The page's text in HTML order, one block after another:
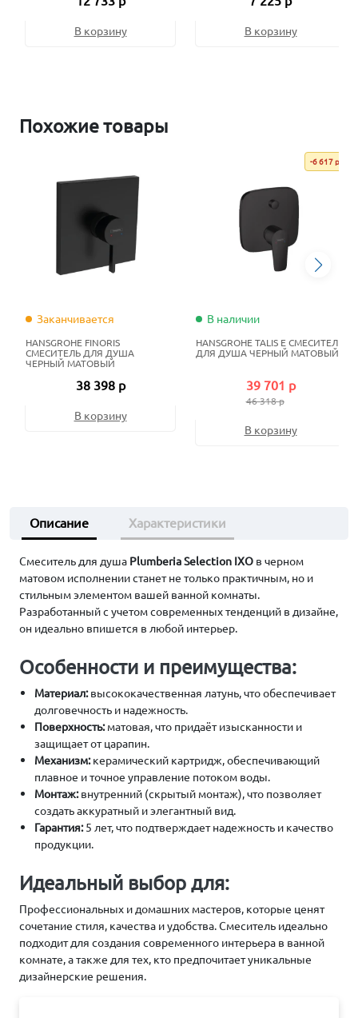
В корзину В корзину
Похожие товары
Заканчивается
HANSGROHE FINORIS
СМЕСИТЕЛЬ ДЛЯ ДУША
ЧЕРНЫЙ МАТОВЫЙ
38 398 р
В корзину
-6 617 р
В наличии
HANSGROHE TALIS E СМЕСИТЕЛЬ
ДЛЯ ДУША ЧЕРНЫЙ МАТОВЫЙ
39 701 р
46 318 р
В корзину
Описание Характеристики
Смеситель для душа Plumberia Selection IXO в черном
матовом исполнении станет не только практичным, но и
стильным элементом вашей ванной комнаты.
Разработанный с учетом современных тенденций в дизайне,
он идеально впишется в любой интерьер.
Особенности и преимущества:
Материал:высококачественная латунь, что обеспечивает
долговечность и надежность.
Поверхность:матовая, что придаёт изысканности и
защищает от царапин.
Механизм:керамический картридж, обеспечивающий
плавное и точное управление потоком воды.
Монтаж:внутренний (скрытый монтаж), что позволяет
создать аккуратный и элегантный вид.
Гарантия:5 лет, что подтверждает надежность и качество
продукции.
Идеальный выбор для:
Профессиональных и домашних мастеров, которые ценят
сочетание стиля, качества и удобства. Смеситель идеально
подходит для создания современного интерьера в ванной
комнате, а также для тех, кто предпочитает уникальные
дизайнерские решения.